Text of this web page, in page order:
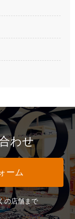
わせ
ーム
の店舗まで